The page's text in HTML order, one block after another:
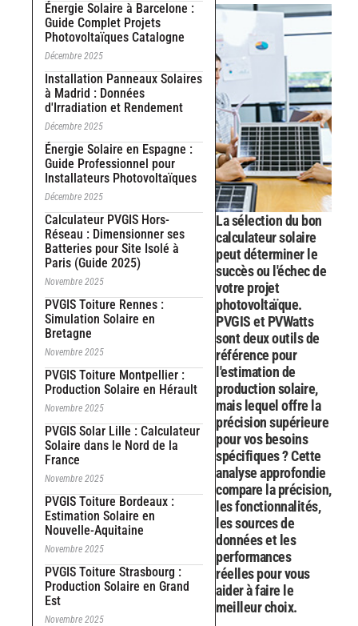
Énergie Solaire à Barcelone :
Guide Complet Projets
Photovoltaïques Catalogne
Décembre 2025
Installation Panneaux Solaires
à Madrid : Données
d'Irradiation et Rendement
Décembre 2025
Énergie Solaire en Espagne :
Guide Professionnel pour
Installateurs Photovoltaïques
Décembre 2025
Calculateur PVGIS Hors-
Réseau : Dimensionner ses
Batteries pour Site Isolé à
Paris (Guide 2025)
Novembre 2025
PVGIS Toiture Rennes :
Simulation Solaire en
Bretagne
Novembre 2025
PVGIS Toiture Montpellier :
Production Solaire en Hérault
Novembre 2025
PVGIS Solar Lille : Calculateur
Solaire dans le Nord de la
France
Novembre 2025
PVGIS Toiture Bordeaux :
Estimation Solaire en
Nouvelle-Aquitaine
Novembre 2025
PVGIS Toiture Strasbourg :
Production Solaire en Grand
Est
Novembre 2025
La sélection du bon
calculateur solaire
peut déterminer le
succès ou l'échec de
votre projet
photovoltaïque.
PVGIS et PVWatts
sont deux outils de
référence pour
l'estimation de
production solaire,
mais lequel offre la
précision supérieure
pour vos besoins
spécifiques ? Cette
analyse approfondie
compare la précision,
les fonctionnalités,
les sources de
données et les
performances
réelles pour vous
aider à faire le
meilleur choix.